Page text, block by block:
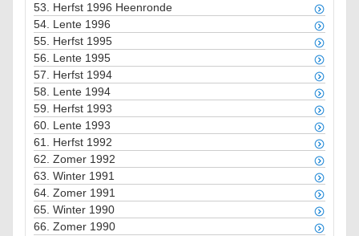
53. Herfst 1996 Heenronde
54. Lente 1996
55. Herfst 1995
56. Lente 1995
57. Herfst 1994
58. Lente 1994
59. Herfst 1993
60. Lente 1993
61. Herfst 1992
62. Zomer 1992
63. Winter 1991
64. Zomer 1991
65. Winter 1990
66. Zomer 1990